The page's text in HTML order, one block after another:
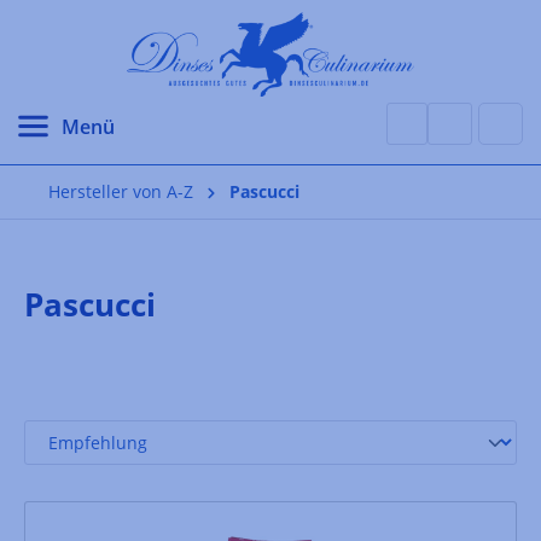
Hersteller von A-Z Pascucci
Pascucci